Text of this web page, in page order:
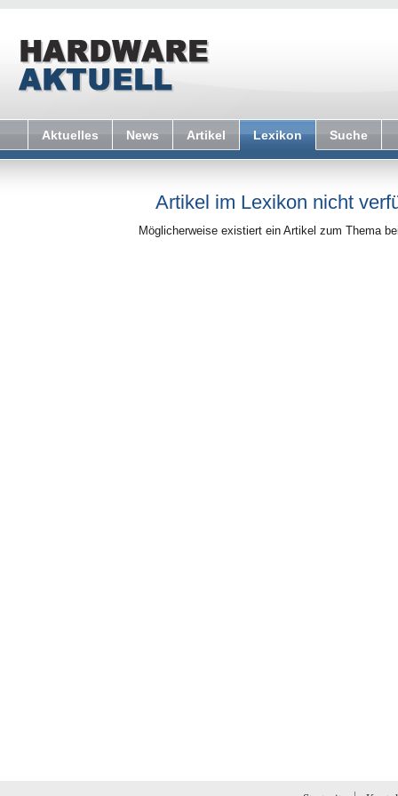
Aktuelles News Artikel Lexikon Suche
Artikel im Lexikon nicht
Möglicherweise existiert ein Artikel zum Thema